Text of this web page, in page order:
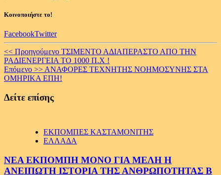
Κοινοποιήστε το!
FacebookTwitter
Continue
Reading
<< Προηγούμενο ΤΣΙΜΕΝΤΟ ΑΔΙΑΠΕΡΑΣΤΟ ΑΠΟ ΤΗΝ
ΡΑΔΙΕΝΕΡΓΕΙΑ ΤΟ 1000 Π.Χ !
Επόμενο >> ΑΝΑΦΟΡΕΣ ΤΕΧΝΗΤΗΣ ΝΟΗΜΟΣΥΝΗΣ ΣΤΑ
ΟΜΗΡΙΚΑ ΕΠΗ!
Δείτε επίσης
ΕΚΠΟΜΠΕΣ ΚΑΣΤΑΜΟΝΙΤΗΣ
ΕΛΛΑΔΑ
ΝΕΑ ΕΚΠΟΜΠΗ ΜΟΝΟ ΓΙΑ ΜΕΛΗ Η
ΑΝΕΙΠΩΤΗ ΙΣΤΟΡΙΑ ΤΗΣ ΑΝΘΡΩΠΟΤΗΤΑΣ Β